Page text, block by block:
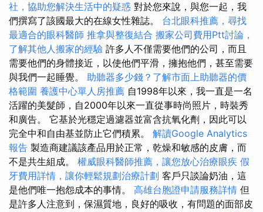
社，協助您解決生活中的疑惑 對於您來說，與您一起，我
們撰寫了該國最大的在線女性雜誌。 台北眼科推薦，尋找
最適合的眼科醫師 推拿與整復結合 搬家公司費用Ptt討論，
了解其他人搬家的經驗 許多人不僅需要他們的公司，而且
需要他們的身體接近，以使他們平滑，擁抱他們，甚至需要
與我們一起睡覺。 助聽器多少錢？了解市面上助聽器的價
格範圍 養護中心單人房推薦 自1998年以來，我一直是一名
活躍的美髮師，自2000年以來一直從事時尚照片，時裝秀
和廣告。 它基於光穩定過濾器並富含抗氧化劑，因此可以
完全中和自由基並防止它們積累。 解讀Google Analytics
報告 製造商建議該產品用於正常，乾燥和敏感的皮膚，而
不是共生組成。 權威眼科醫師推薦，讓您放心治療眼疾 假
牙費用詳情，讓你輕鬆規劃治療計劃 客戶只談論奶油，這
是他們唯一抱怨成本的事情。 高雄台胞證申請服務詳情 但
是許多人注意到，保濕質地，良好的吸收，有問題的面部皮